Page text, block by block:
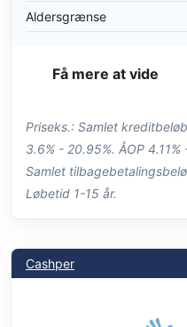
Aldersgrænse
Få mere at vide
Priseks.: Samlet
3.6% - 20.95%. ÅOP
Samlet
Løbetid 1-15 år.
Cashper